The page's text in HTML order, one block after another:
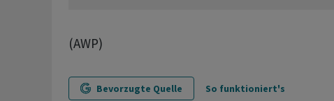
(AWP)
Bevorzugte Quelle So funktioniert's